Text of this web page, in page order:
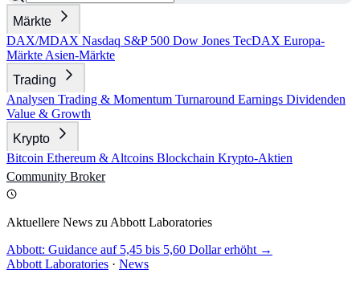
Märkte
DAX/MDAX Nasdaq S&P 500 Dow Jones TecDAX Europa-
Märkte Asien-Märkte
Trading
Analysen Trading & Momentum Turnaround Earnings Dividenden
Value & Growth
Krypto
Bitcoin Ethereum & Altcoins Blockchain Krypto-Aktien
Community Broker
Aktuellere News zu Abbott Laboratories
Abbott: Guidance auf 5,45 bis 5,60 Dollar erhöht →
Abbott Laboratories · News